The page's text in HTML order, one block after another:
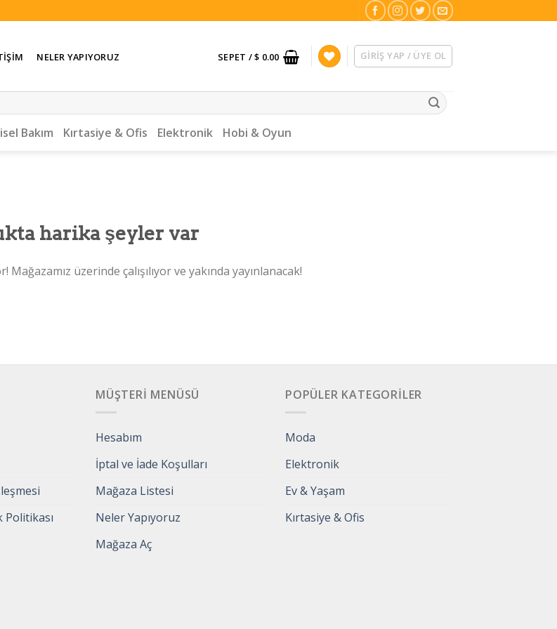
NELER YAPIYORUZ SEPET /$ 0.00 GIRIŞ YAP / ÜYE OL
Bakım Kırtasiye & Ofis Elektronik Hobi & Oyun
harika şeyler var
Mağazamız üzerinde çalışılıyor ve yakında yayınlanacak!
Politikası
MÜŞTERI MENÜSÜ
Hesabım
İptal ve İade Koşulları
Mağaza Listesi
Neler Yapıyoruz
Mağaza Aç
POPÜLER KATEGORILER
Moda
Elektronik
Ev & Yaşam
Kırtasiye & Ofis